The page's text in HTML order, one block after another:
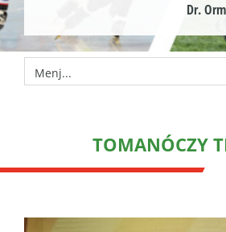
Dr.
Menj...
TOMANÓCZY